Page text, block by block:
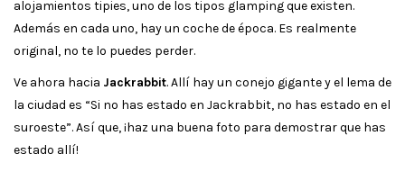
alojamientos tipies, uno de los tipos glamping que existen.
Además en cada uno, hay un coche de época. Es realmente
original, no te lo puedes perder.
Ve ahora hacia Jackrabbit. Allí hay un conejo gigante y el lema de
la ciudad es “Si no has estado en Jackrabbit, no has estado en el
suroeste”. Así que, ¡haz una buena foto para demostrar que has
estado allí!